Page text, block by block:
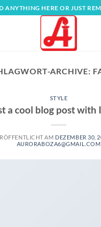
ANYTHING HERE OR JUST
ARCHIVE:
STYLE
a cool blog post with
AM DEZEMBER 30,
AURORABOZA6@GMAIL.COM